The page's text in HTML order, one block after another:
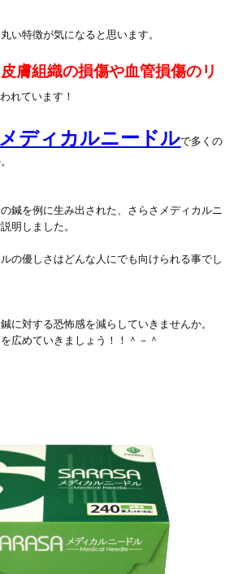
い特徴が気になると思います。
皮膚組織の損傷や血管損傷のリ
れています！
ディカルニードルで多くの
鍼を例に生み出された、さらさメディカルニ
明しました。
の優しさはどんな人にでも向けられる事でし
に対する恐怖感を減らしていきませんか。
広めていきましょう！！＾－＾